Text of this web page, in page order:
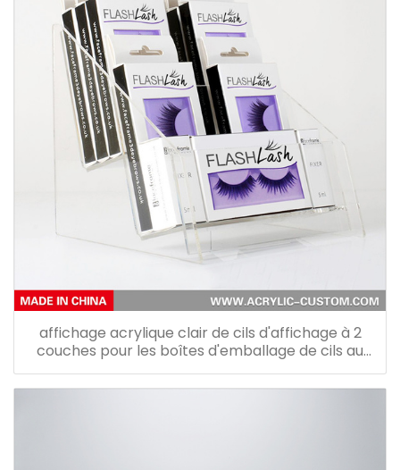
affichage acrylique clair de cils d'affichage à 2
couches pour les boîtes d'emballage de cils au
détail